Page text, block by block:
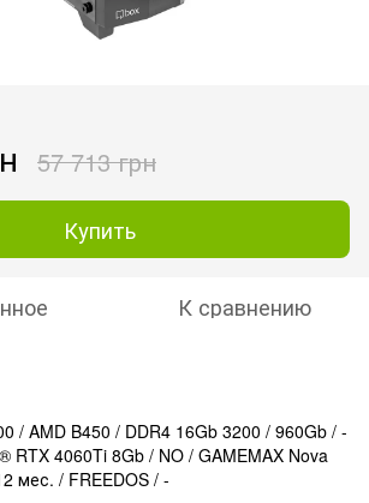
57 713 грн
Купить
К сравнению
/ AMD B450 / DDR4 16Gb 3200 / 960Gb / -
RTX 4060Ti 8Gb / NO / GAMEMAX Nova
мес. / FREEDOS / -